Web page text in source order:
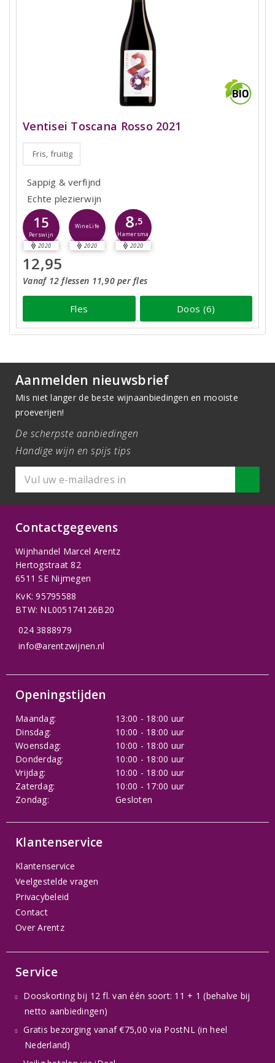
Ventisei Toscana Rosso 2021
Fris, fruitig
Sappig & verfijnd
Echte plezierwijn
15
Perswijn
2020
WineLife
2020
8,5
Hamersma
2020
12,95
Vanaf 12 flessen 11,90 per fles
Fles Doos (6)
Aanmelden nieuwsbrief
Mis niet langer de beste wijnaanbiedingen en mooiste
proeverijen!
De scherpste aanbiedingen
Handige wijn en spijs tips
Contactgegevens
Wijnhandel Marcel Arentz
Hertogstraat 82
6511 SE Nijmegen
KvK: 95795588
BTW: NL005174126B20
024 3888979
info@arentzwijnen.nl
Openingstijden
Maandag:
13:00 - 18:00 uur
Dinsdag:
10:00 - 18:00 uur
Woensdag:
10:00 - 18:00 uur
Donderdag:
10:00 - 18:00 uur
Vrijdag:
10:00 - 18:00 uur
Zaterdag:
10:00 - 17:00 uur
Zondag:
Gesloten
Klantenservice
Klantenservice
Veelgestelde vragen
Privacybeleid
Contact
Over Arentz
Service
Dooskorting bij 12 fl. van één soort: 11 + 1 (behalve bij
netto aanbiedingen)
Gratis bezorging vanaf €75,00 via PostNL (in heel
Nederland)